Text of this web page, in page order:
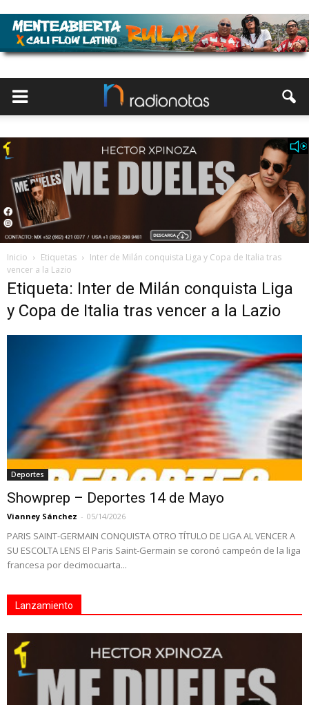
Inicio Etiquetas
Inter de Milán conquista Liga y Copa de Italia tras
vencer a la Lazio
Etiqueta: Inter de Milán conquista Liga
y Copa de Italia tras vencer a la Lazio
Deportes
Showprep – Deportes 14 de Mayo
Vianney Sánchez - 05/14/2026
PARIS SAINT-GERMAIN CONQUISTA OTRO TÍTULO DE LIGA AL VENCER A
SU ESCOLTA LENS El Paris Saint-Germain se coronó campeón de la liga
francesa por decimocuarta...
Lanzamiento